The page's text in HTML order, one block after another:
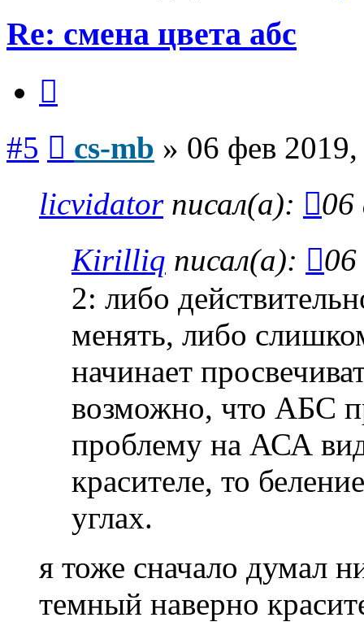
Re: смена цвета абс
#5 cs-mb » 06 фев
licvidatorписал(а):
06
Kirilliq писал(а):
2: либо
менять, либо
начинает
возможно, что АБС
проблему на АСА
красителе, то
углах.
я тоже сначало думал
темный наверно